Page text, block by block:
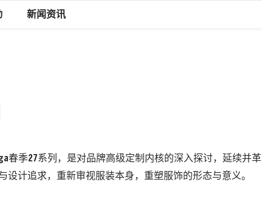
新闻资讯
春季27系列， 是对品牌高级定制内核的深入探讨， 延续并革
设计追求， 重新审视服装本身， 重塑服饰的形态与意义。